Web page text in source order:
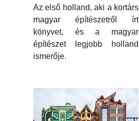
Az első holland, aki a kortárs
magyar építészetről írt
könyvet, és a magyar
építészet legjobb holland
ismerője.